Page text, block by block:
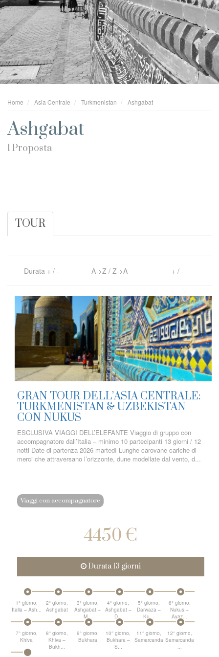
Home Asia Centrale Turkmenistan Ashgabat
Ashgabat
1 Proposta
TOUR
Durata + / - A->Z / Z->A + / -
GRAN TOUR DELL’ASIA CENTRALE:
TURKMENISTAN & UZBEKISTAN
CON NUKUS
ESCLUSIVA VIAGGI DELL’ELEFANTE Viaggio di gruppo con
accompagnatore dall’Italia – minimo 10 partecipanti 13 giorni / 12
notti Date di partenza 2026 martedì Lunghe carovane cariche di
merci che attraversano l’orizzonte, dune modellate dal vento, d...
Viaggi con accompagnatore
4450 €
Durata 13 giorni
1° giorno,
Italia – Ash...
2° giorno,
Ashgabat
3° giorno,
Ashgabat –
M...
4° giorno,
Ashgabat –
D...
5° giorno,
Darwaza –
Ku...
6° giorno,
Nukus –
Ayaz...
7° giorno,
Khiva
8° giorno,
Khiva –
Bukh...
9° giorno,
Bukhara
10° giorno,
Bukhara –
S...
11° giorno,
Samarcanda
12° giorno,
Samarcanda
...